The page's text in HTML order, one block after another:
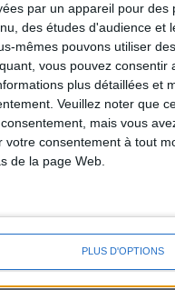
par un appareil pour
des études d'audience et
mêmes pouvons utiliser
vous pouvez
plus détaillées et
Veuillez noter que
mais vous
votre consentement à tout
de la page Web.
PLUS D'OPTIONS
&
client et de la
à vous
Je suis